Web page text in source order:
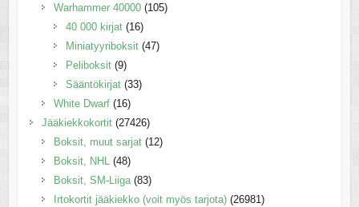
Warhammer 40000 (105)
40 000 kirjat (16)
Miniatyyriboksit (47)
Peliboksit (9)
Sääntökirjat (33)
White Dwarf (16)
Jääkiekkokortit (27426)
Boksit, muut sarjat (12)
Boksit, NHL (48)
Boksit, SM-Liiga (83)
Irtokortit jääkiekko (voit myös tarjota) (26981)